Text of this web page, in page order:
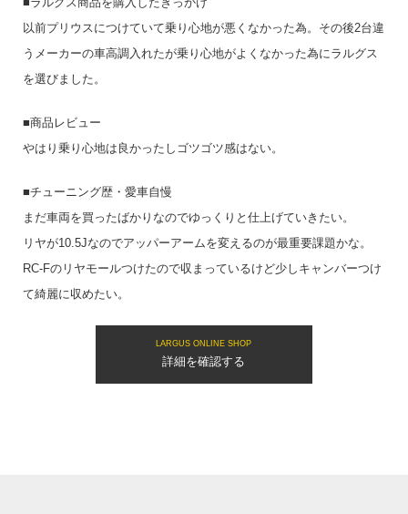
以前プリウスにつけていて乗り心地が悪くなかった為。その後2台違
うメーカーの車高調入れたが乗り心地がよくなかった為にラルグス
を選びました。
■商品レビュー
やはり乗り心地は良かったしゴツゴツ感はない。
■チューニング歴・愛車自慢
まだ車両を買ったばかりなのでゆっくりと仕上げていきたい。
リヤが10.5Jなのでアッパーアームを変えるのが最重要課題かな。
RC-Fのリヤモールつけたので収まっているけど少しキャンバーつけ
て綺麗に収めたい。
LARGUS ONLINE SHOP
詳細を確認する